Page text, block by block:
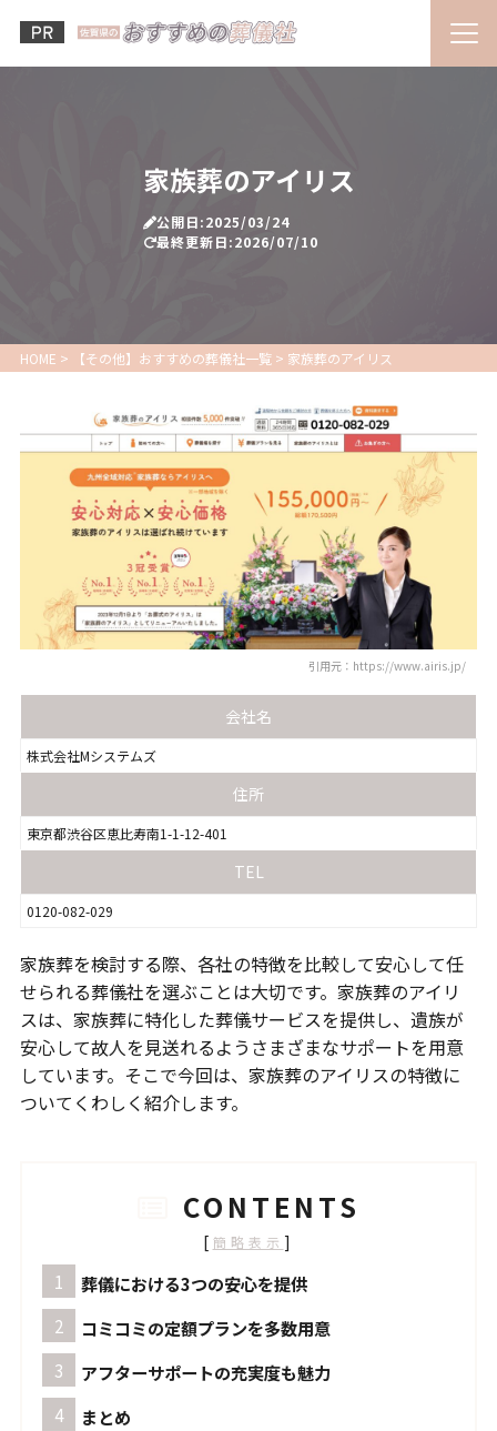
家族葬のアイリス
公開日:2025/03/24
最終更新日:2026/07/10
HOME > 【その他】おすすめの葬儀社一覧> 家族葬のアイリス
引用元：https://www.airis.jp/
会社名
株式会社Mシステムズ
住所
東京都渋谷区恵比寿南1-1-12-401
TEL
0120-082-029
家族葬を検討する際、各社の特徴を比較して安心して任
せられる葬儀社を選ぶことは大切です。家族葬のアイリ
スは、家族葬に特化した葬儀サービスを提供し、遺族が
安心して故人を見送れるようさまざまなサポートを用意
しています。そこで今回は、家族葬のアイリスの特徴に
ついてくわしく紹介します。
CONTENTS
[ 簡略表示 ]
葬儀における3つの安心を提供
コミコミの定額プランを多数用意
アフターサポートの充実度も魅力
まとめ